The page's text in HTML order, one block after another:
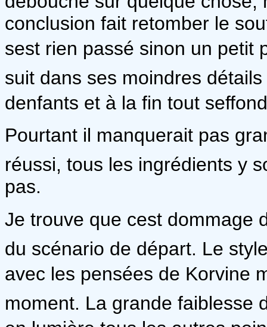
conclusion fait retomber le
sest rien passé sinon un petit
suit dans ses moindres
denfants et à la fin tout
Pourtant il manquerait pas
réussi, tous les ingrédients y
pas.
Je trouve que cest
du scénario de départ. Le
avec les pensées de Korvine
moment. La grande faiblesse